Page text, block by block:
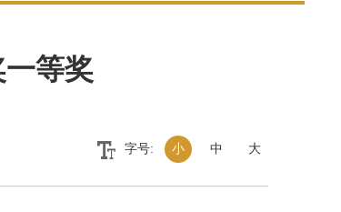
等奖
字号: 小 中 大